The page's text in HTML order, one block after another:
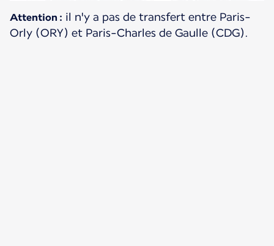
Attention : il n'y a pas de transfert entre Paris-
Orly (ORY) et Paris-Charles de Gaulle (CDG).